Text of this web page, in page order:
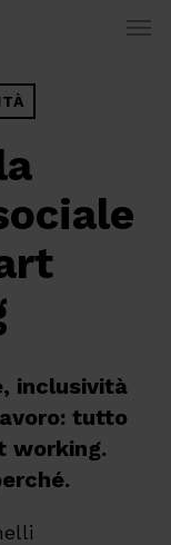
inclusività
tutto
working.